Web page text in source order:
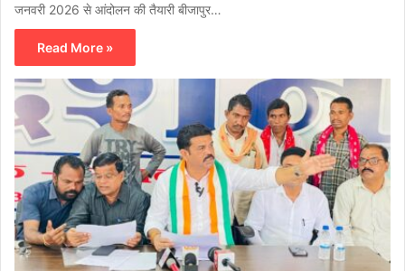
जनवरी 2026 से आंदोलन की तैयारी बीजापुर…
Read More »